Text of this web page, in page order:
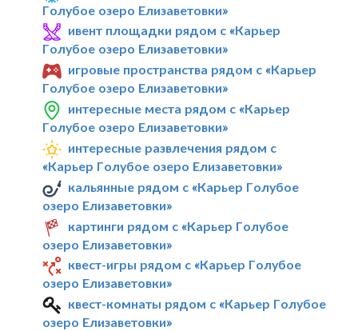
Голубое озеро Елизаветовки»
ивент площадки рядом с «Карьер
Голубое озеро Елизаветовки»
игровые пространства рядом с «Карьер
Голубое озеро Елизаветовки»
интересные места рядом с «Карьер
Голубое озеро Елизаветовки»
интересные развлечения рядом с
«Карьер Голубое озеро Елизаветовки»
кальянные рядом с «Карьер Голубое
озеро Елизаветовки»
картинги рядом с «Карьер Голубое
озеро Елизаветовки»
квест-игры рядом с «Карьер Голубое
озеро Елизаветовки»
квест-комнаты рядом с «Карьер Голубое
озеро Елизаветовки»